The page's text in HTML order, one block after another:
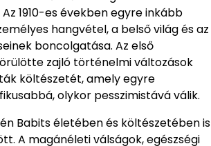
1910-es években egyre inkább
hangvétel, a belső világ és az
boncolgatása. Az első
zajló történelmi változások
költészetét, amely egyre
olykor pesszimistává válik.
Babits életében és költészetében is
A magánéleti válságok, egészségi